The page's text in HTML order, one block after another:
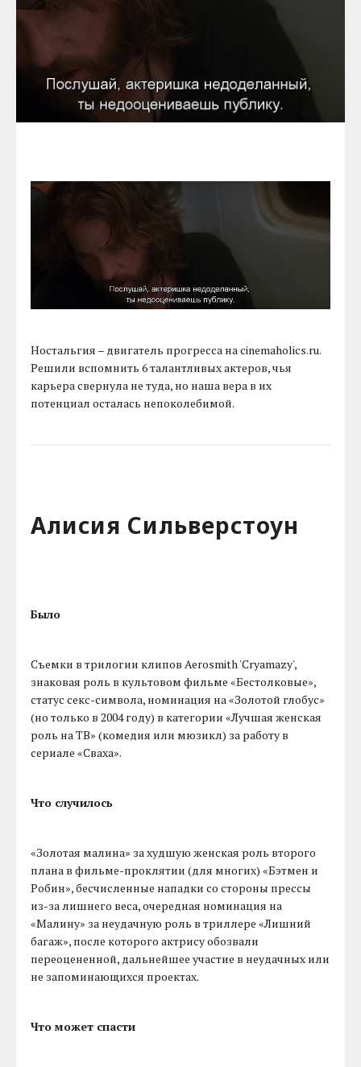
Ностальгия – двигатель прогресса на cinemaholics.ru.
Решили вспомнить 6 талантливых актеров, чья
карьера свернула не туда, но наша вера в их
потенциал осталась непоколебимой.
Алисия Сильверстоун
Было
Съемки в трилогии клипов Aerosmith 'Cryamazy',
знаковая роль в культовом фильме «Бестолковые»,
статус секс-символа, номинация на «Золотой глобус»
(но только в 2004 году) в категории «Лучшая женская
роль на ТВ» (комедия или мюзикл) за работу в
сериале «Сваха».
Что случилось
«Золотая малина» за худшую женская роль второго
плана в фильме-проклятии (для многих) «Бэтмен и
Робин», бесчисленные нападки со стороны прессы
из-за лишнего веса, очередная номинация на
«Малину» за неудачную роль в триллере «Лишний
багаж», после которого актрису обозвали
переоцененной, дальнейшее участие в неудачных или
не запоминающихся проектах.
Что может спасти